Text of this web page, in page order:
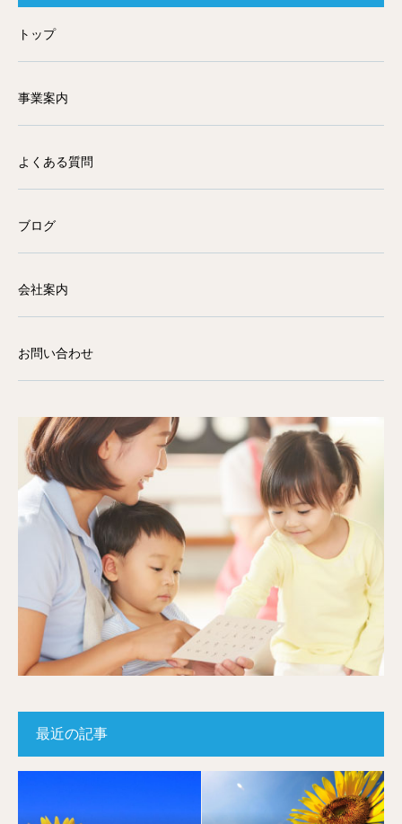
トップ
事業案内
よくある質問
ブログ
会社案内
お問い合わせ
最近の記事